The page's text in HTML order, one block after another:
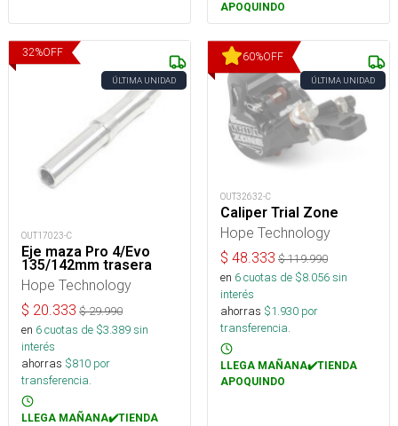
APOQUINDO
32%OFF
ÚLTIMA UNIDAD
OUT17023-C
Eje maza Pro 4/Evo
135/142mm trasera
Hope Technology
$ 20.333 $29.990
en 6cuotas de $3.389sin
interés
ahorras $810 por
transferencia.
LLEGA MAÑANA✔️TIENDA
60%OFF
ÚLTIMA UNIDAD
OUT32632-C
Caliper Trial Zone
Hope Technology
$ 48.333 $119.990
en 6cuotas de $8.056sin
interés
ahorras $1.930 por
transferencia.
LLEGA MAÑANA✔️TIENDA
APOQUINDO